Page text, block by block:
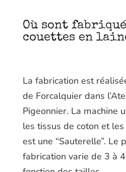
Où sont
couettes en
La fabrication est
de Forcalquier dans
Pigeonnier. La machine
les tissus de coton et
est une “Sauterelle”. Le
fabrication varie de 3 à